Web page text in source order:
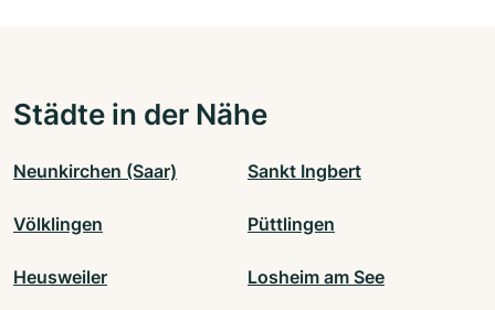
Städte in der Nähe
Neunkirchen (Saar) Sankt Ingbert
Völklingen Püttlingen
Heusweiler Losheim am See